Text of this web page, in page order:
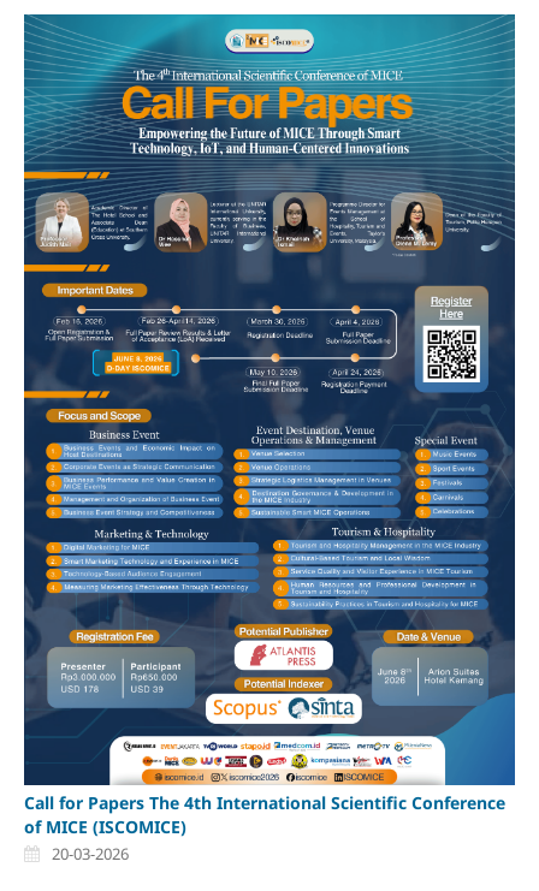
Call for Papers The 4th International Scientific Conference
of MICE (ISCOMICE)
20-03-2026